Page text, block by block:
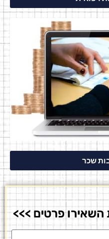
שכר
השאירו פרטים >>>